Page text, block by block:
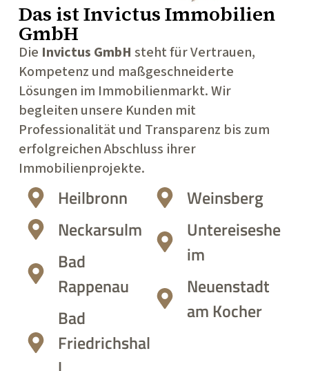
Das istInvictus Immobilien
GmbH
Die Invictus GmbH steht für Vertrauen,
Kompetenz und maßgeschneiderte
Lösungen im Immobilienmarkt. Wir
begleiten unsere Kunden mit
Professionalität und Transparenz bis zum
erfolgreichen Abschluss ihrer
Immobilienprojekte.
Heilbronn
Neckarsulm
Bad
Rappenau
Bad
Friedrichshal
Weinsberg
Untereiseshe
im
Neuenstadt
am Kocher